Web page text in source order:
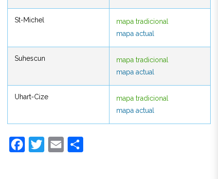
St-Michel
mapa tradicional
mapa actual
Suhescun
mapa tradicional
mapa actual
Uhart-Cize
mapa tradicional
mapa actual
mapa actual
mapa actual
mapa actual
Facebook
Twitter
Email